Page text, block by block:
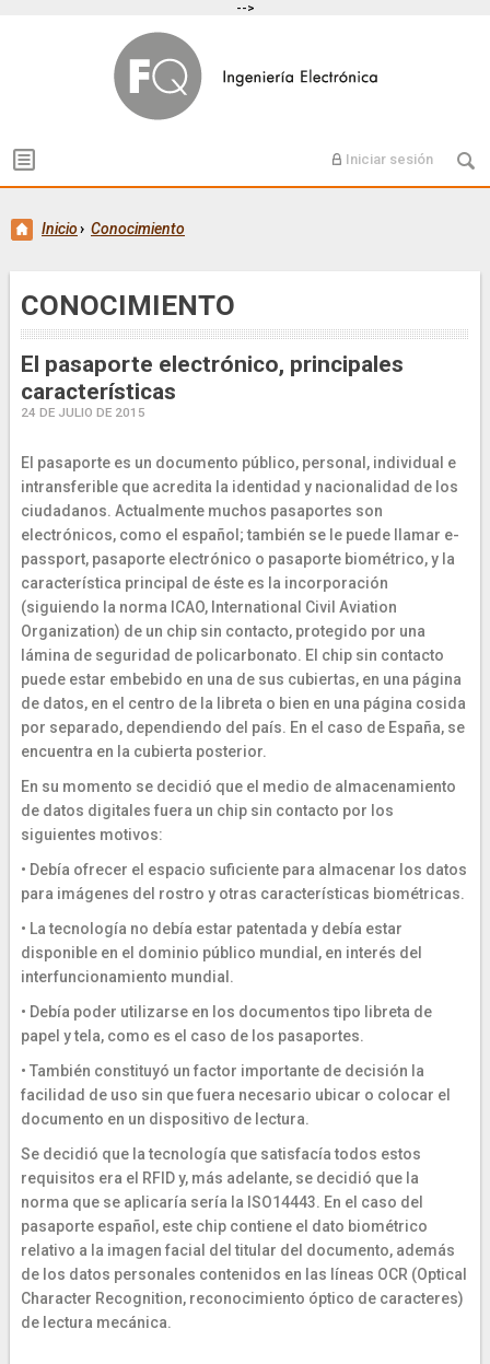
-->
Iniciar sesión
Inicio› Conocimiento
CONOCIMIENTO
El pasaporte electrónico, principales
características
24 DE JULIO DE 2015
El pasaporte es un documento público, personal, individual e
intransferible que acredita la identidad y nacionalidad de los
ciudadanos. Actualmente muchos pasaportes son
electrónicos, como el español; también se le puede llamar e-
passport, pasaporte electrónico o pasaporte biométrico, y la
característica principal de éste es la incorporación
(siguiendo la norma ICAO, International Civil Aviation
Organization) de un chip sin contacto, protegido por una
lámina de seguridad de policarbonato. El chip sin contacto
puede estar embebido en una de sus cubiertas, en una página
de datos, en el centro de la libreta o bien en una página cosida
por separado, dependiendo del país. En el caso de España, se
encuentra en la cubierta posterior.
En su momento se decidió que el medio de almacenamiento
de datos digitales fuera un chip sin contacto por los
siguientes motivos:
• Debía ofrecer el espacio suficiente para almacenar los datos
para imágenes del rostro y otras características biométricas.
• La tecnología no debía estar patentada y debía estar
disponible en el dominio público mundial, en interés del
interfuncionamiento mundial.
• Debía poder utilizarse en los documentos tipo libreta de
papel y tela, como es el caso de los pasaportes.
• También constituyó un factor importante de decisión la
facilidad de uso sin que fuera necesario ubicar o colocar el
documento en un dispositivo de lectura.
Se decidió que la tecnología que satisfacía todos estos
requisitos era el RFID y, más adelante, se decidió que la
norma que se aplicaría sería la ISO14443. En el caso del
pasaporte español, este chip contiene el dato biométrico
relativo a la imagen facial del titular del documento, además
de los datos personales contenidos en las líneas OCR (Optical
Character Recognition, reconocimiento óptico de caracteres)
de lectura mecánica.